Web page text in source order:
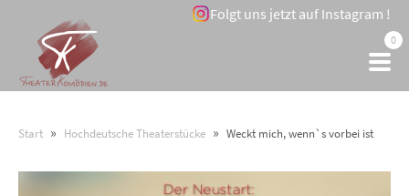
Folgt uns jetzt auf Instagram !
0
Start » Hochdeutsche Theaterstücke » Weckt mich, wenn`s vorbei ist